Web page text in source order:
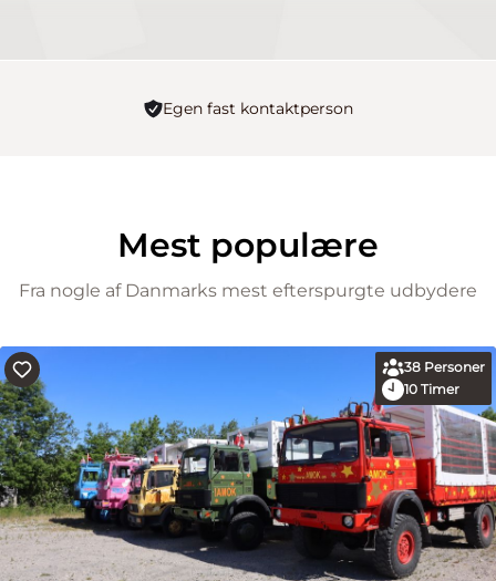
Egen fast kontaktperson
Mest populære
Fra nogle af Danmarks mest efterspurgte udbydere
38 Personer
10 Timer